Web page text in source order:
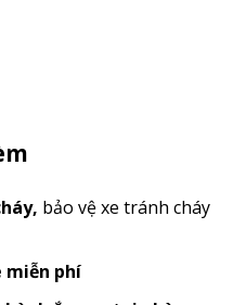
, bảo vệ xe tránh cháy
miễn phí